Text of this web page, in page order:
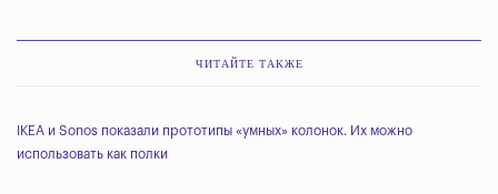
ЧИТАЙТЕ ТАКЖЕ
IKEA и Sonos показали прототипы «умных» колонок. Их можно
использовать как полки